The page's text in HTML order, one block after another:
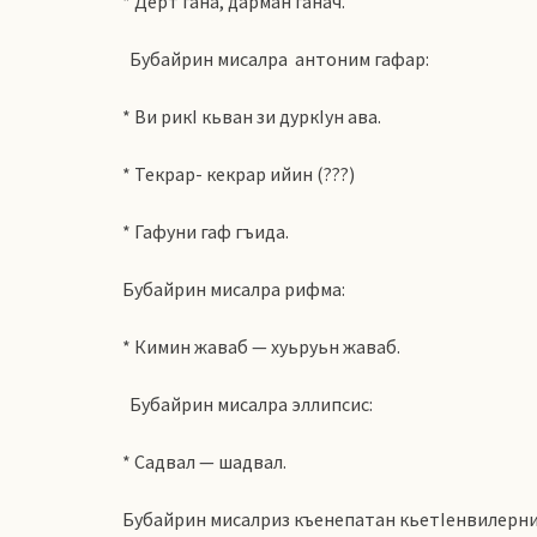
Бубайрин мисалра антоним гафар:
* Ви рикI кьван зи дуркIун ава.
* Текрар- кекрар ийин (???)
* Гафуни гаф гъида.
Бубайрин мисалра рифма:
* Кимин жаваб — хуьруьн жаваб.
Бубайрин мисалра эллипсис:
* Садвал — шадвал.
Бубайрин мисалриз къенепатан